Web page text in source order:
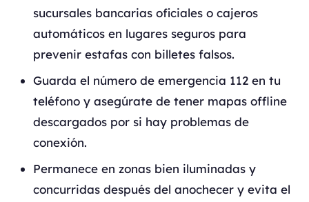
sucursales bancarias oficiales o cajeros
automáticos en lugares seguros para
prevenir estafas con billetes falsos.
Guarda el número de emergencia 112 en tu
teléfono y asegúrate de tener mapas offline
descargados por si hay problemas de
conexión.
Permanece en zonas bien iluminadas y
concurridas después del anochecer y evita el